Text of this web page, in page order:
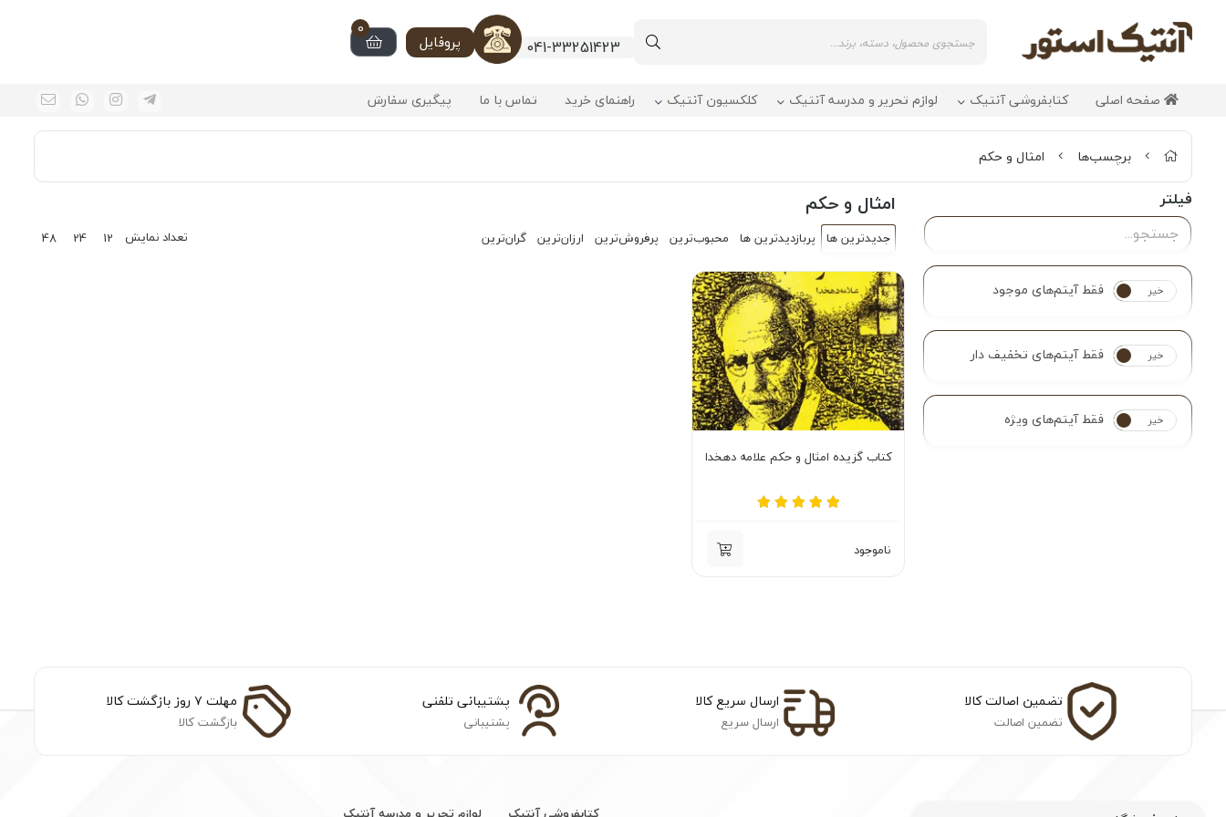
041-33251423 پروفایل
0
صفحه اصلی کتابفروشی آنتیک لوازم تحریر و مدرسه آنتیک کلکسیون آنتیک راهنمای خرید تماس با ما پیگیری سفارش
برچسب‌ها امثال و حکم
فیلتر
بله خیر فقط آیتم‌های موجود
بله خیر فقط آیتم‌های تخفیف دار
بله خیر فقط آیتم‌های ویژه
امثال و حکم
جدیدترین ها پربازدیدترین ها محبوب‌‌ترین پرفروش‌ترین ارزان‌ترین گران‌ترین تعداد نمایش 12
24
48
کتاب گزیده امثال و حکم علامه دهخدا
ناموجود
تضمین اصالت کالا
تضمین اصالت
ارسال سریع کالا
ارسال سریع
پشتیبانی تلفنی
پشتیبانی
مهلت ۷ روز بازگشت کالا
بازگشت کالا